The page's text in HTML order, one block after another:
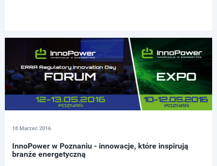
18 Marzec 2016
InnoPower w Poznaniu - innowacje, które inspirują
branże energetyczną